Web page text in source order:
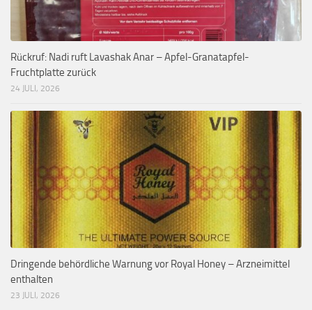
Rückruf: Nadi ruft Lavashak Anar – Apfel-Granatapfel-
Fruchtplatte zurück
24 JULI, 2026
Dringende behördliche Warnung vor Royal Honey – Arzneimittel
enthalten
23 JULI, 2026